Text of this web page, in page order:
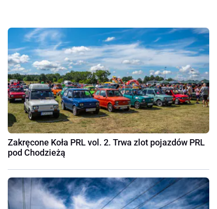
Zakręcone Koła PRL vol. 2. Trwa zlot pojazdów PRL
pod Chodzieżą